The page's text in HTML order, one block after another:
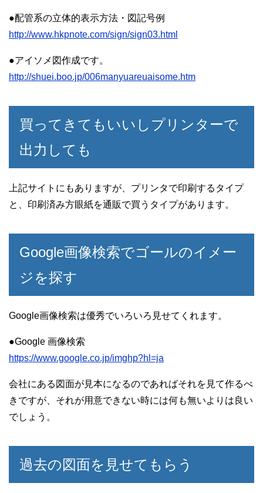
●配管系の立体的表示方法・図記号例
http://www.hkpnote.com/sign/sign03.html
●アイソメ図作成です。
http://shuei.boo.jp/006manyuareuaisome.htm
買ってきてもいいしプリンターで
出力しても
上記サイトにもありますが、プリンタで印刷するタイプ
と、印刷済み方眼紙を通販で買うタイプがあります。
Google画像検索でゴールのイメー
ジを探す
Google画像検索は優秀でいろいろ見せてくれます。
●Google 画像検索
https://www.google.co.jp/imghp?hl=ja
会社にある図面が見本になるのであればそれを見て作るべ
きですが、それが用意できない時には何も無いよりは良い
でしょう。
過去の図面を見せてもらう